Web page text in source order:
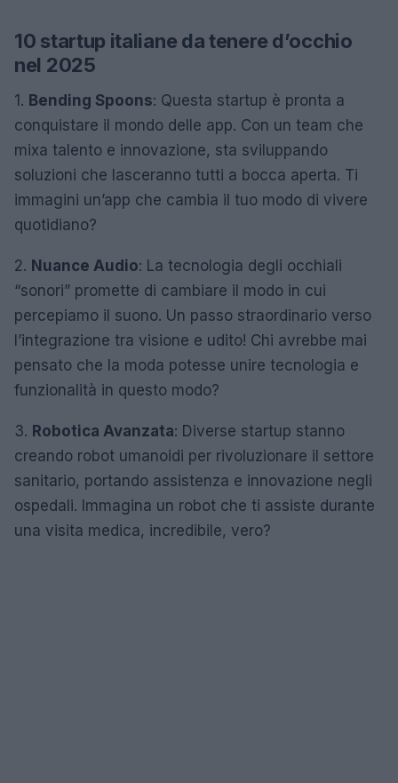
10 startup italiane da tenere d’occhio
nel 2025
1. Bending Spoons: Questa startup è pronta a
conquistare il mondo delle app. Con un team che
mixa talento e innovazione, sta sviluppando
soluzioni che lasceranno tutti a bocca aperta. Ti
immagini un’app che cambia il tuo modo di vivere
quotidiano?
2. Nuance Audio: La tecnologia degli occhiali
“sonori” promette di cambiare il modo in cui
percepiamo il suono. Un passo straordinario verso
l’integrazione tra visione e udito! Chi avrebbe mai
pensato che la moda potesse unire tecnologia e
funzionalità in questo modo?
3. Robotica Avanzata: Diverse startup stanno
creando robot umanoidi per rivoluzionare il settore
sanitario, portando assistenza e innovazione negli
ospedali. Immagina un robot che ti assiste durante
una visita medica, incredibile, vero?